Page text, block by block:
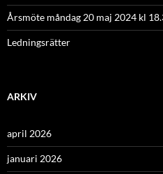
Årsmöte måndag 20 maj 2024 kl
Ledningsrätter
ARKIV
april 2026
januari 2026